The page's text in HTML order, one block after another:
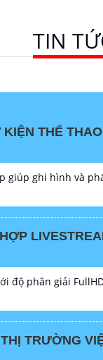
TIN
THỂ THAO
giúp ghi hình và
độ phân giải
TRƯỜNG